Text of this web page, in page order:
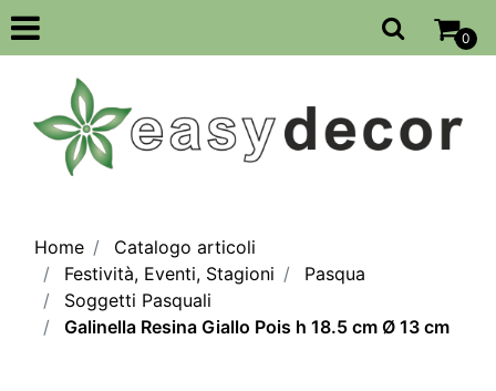
Open
0
Home
Catalogo articoli
Festività, Eventi, Stagioni
Pasqua
Soggetti Pasquali
Galinella Resina Giallo Pois h 18.5 cm Ø 13 cm